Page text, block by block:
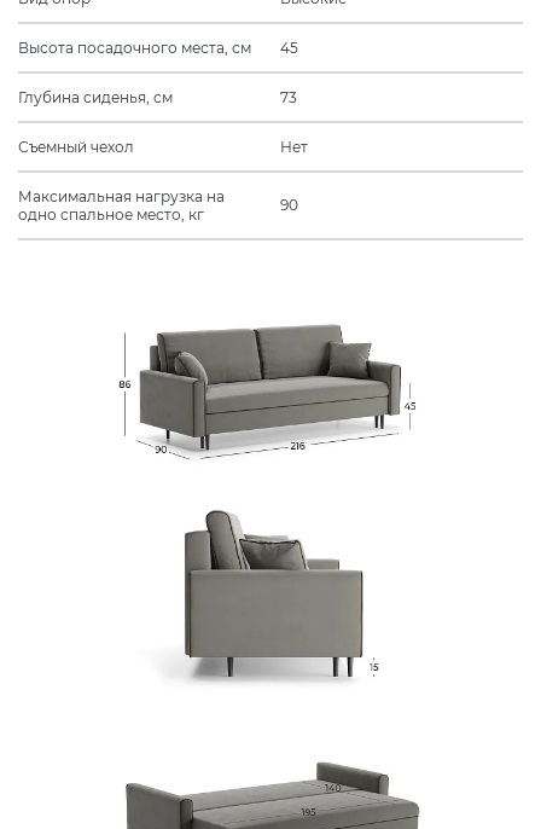
Высота посадочного места, см 45
Глубина сиденья, см 73
Съемный чехол Нет
Максимальная нагрузка на
одно спальное место, кг
90